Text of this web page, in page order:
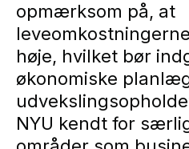
opmærksom på, at
høje, hvilket bør
økonomiske
NYU kendt for